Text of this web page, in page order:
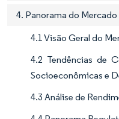
4. Panorama do Mercado
4.1 Visão Geral do
4.2 Tendências de
Socioeconômicas e
4.3 Análise de